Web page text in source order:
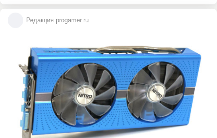
Редакция progamer.ru